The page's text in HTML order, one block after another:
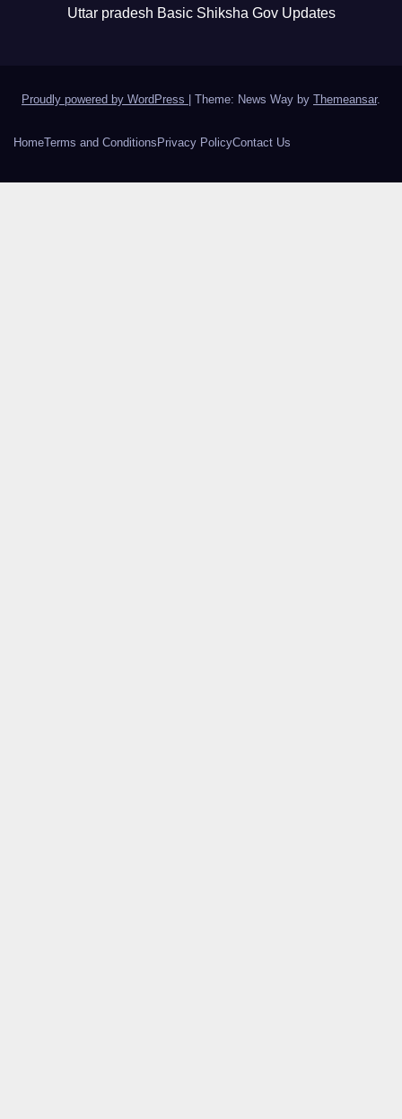
Uttar pradesh Basic Shiksha Gov Updates
Proudly powered by WordPress | Theme: News Way by Themeansar.
HomeTerms and Conditions Privacy PolicyContact Us